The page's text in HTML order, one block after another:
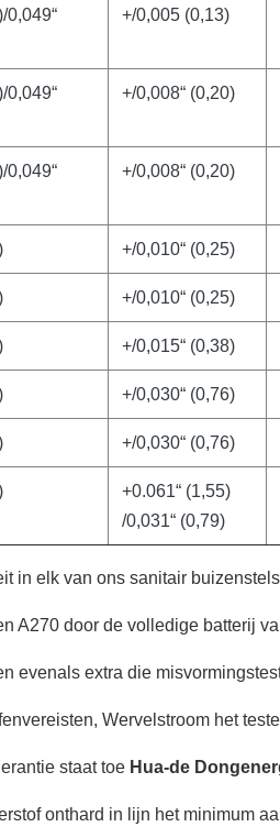
0,049“
+/0,005 (0,13)
0,049“
+/0,008“ (0,20)
0,049“
+/0,008“ (0,20)
+/0,010“ (0,25)
+/0,010“ (0,25)
+/0,015“ (0,38)
+/0,030“ (0,76)
+/0,030“ (0,76)
+0.061“ (1,55)
/0,031“ (0,79)
in elk van ons sanitair
A270 door de volledige batterij
evenals extra die
Wervelstroom het
staat toe Hua-de
onthard in lijn het minimum